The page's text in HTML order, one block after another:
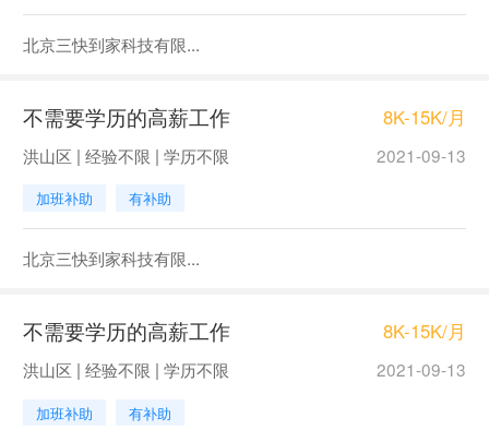
北京三快到家科技有限...
不需要学历的高薪工作 8K-15K/月
洪山区 | 经验不限 | 学历不限 2021-09-13
加班补助 有补助
北京三快到家科技有限...
不需要学历的高薪工作 8K-15K/月
洪山区 | 经验不限 | 学历不限 2021-09-13
加班补助 有补助